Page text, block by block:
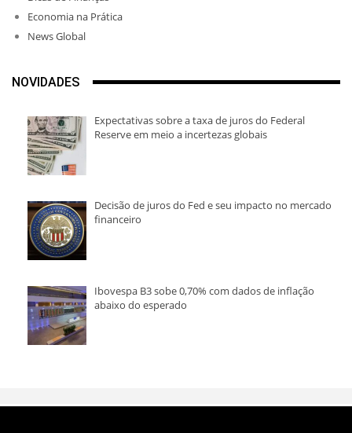
Economia na Prática
News Global
NOVIDADES
Expectativas sobre a taxa de juros do Federal
Reserve em meio a incertezas globais
Decisão de juros do Fed e seu impacto no mercado
financeiro
Ibovespa B3 sobe 0,70% com dados de inflação
abaixo do esperado